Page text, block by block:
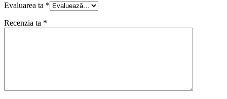
Evaluarea ta *
Recenzia ta *